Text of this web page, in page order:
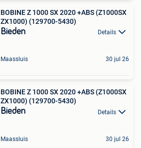
BOBINE Z 1000 SX 2020 +ABS (Z1000SX
ZX1000) (129700-5430)
Bieden Details
Maassluis 30 jul 26
BOBINE Z 1000 SX 2020 +ABS (Z1000SX
ZX1000) (129700-5430)
Bieden Details
Maassluis 30 jul 26